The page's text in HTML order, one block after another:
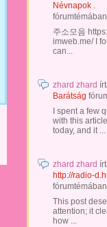
Névnapok .
주소모음
imweb.me/ I
can...
zhard zhard
Barátság
I spent a few
with this
today, and it ...
zhard zhard
http://radio-
This post
attention; it
how ...